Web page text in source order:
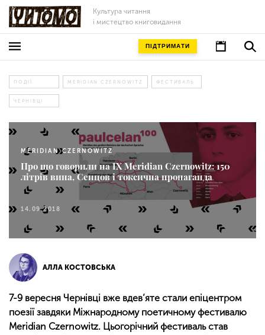
Культура читання
і мистецтво книговидання
ПІДТРИМАТИ
ПОДІЇ MERIDIAN CZERNOWITZ ФЕСТИВАЛЬ
ЧЕРНІВЦІ
MERIDIAN CZERNOWITZ
Про що говорили на IX Meridian Czernowitz: 150
літрів вина, Сенцов і токсична пропаганда
14.09.2018
АЛЛА КОСТОВСЬКА
7-9 вересня Чернівці вже вдев’яте стали епіцентром
поезії завдяки Міжнародному поетичному фестивалю
Мeridian Czernowitz. Цьогорічний фестиваль став